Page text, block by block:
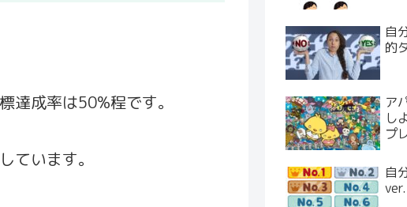
成率は50%程です。
ています。
自
的
ア
し
プ
自
ver.